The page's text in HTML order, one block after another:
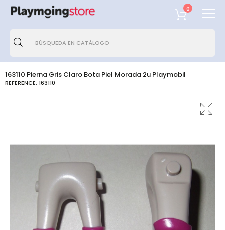
0
163110 Pierna Gris Claro Bota Piel Morada 2u Playmobil
REFERENCE: 163110